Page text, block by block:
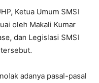
Ketua Umum SMSI
oleh Makali Kumar
dan Legislasi SMSI
adanya pasal-pasal